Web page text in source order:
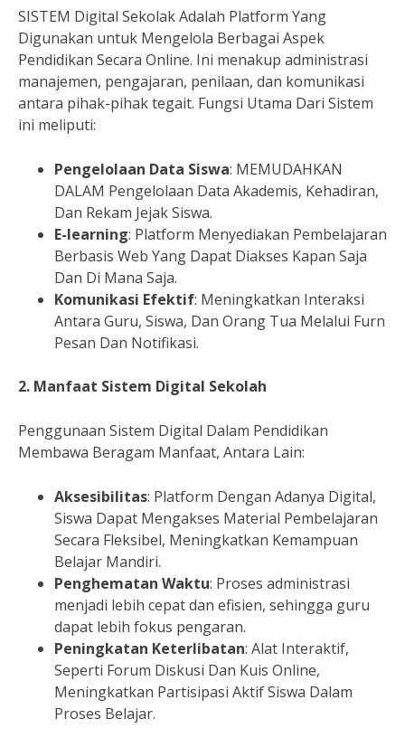
SISTEM Digital Sekolak Adalah Platform Yang
Digunakan untuk Mengelola Berbagai Aspek
Pendidikan Secara Online. Ini menakup administrasi
manajemen, pengajaran, penilaan, dan komunikasi
antara pihak-pihak tegait. Fungsi Utama Dari Sistem
ini meliputi:
Pengelolaan Data Siswa: MEMUDAHKAN
DALAM Pengelolaan Data Akademis, Kehadiran,
Dan Rekam Jejak Siswa.
E-learning: Platform Menyediakan Pembelajaran
Berbasis Web Yang Dapat Diakses Kapan Saja
Dan Di Mana Saja.
Komunikasi Efektif: Meningkatkan Interaksi
Antara Guru, Siswa, Dan Orang Tua Melalui Furn
Pesan Dan Notifikasi.
2. Manfaat Sistem Digital Sekolah
Penggunaan Sistem Digital Dalam Pendidikan
Membawa Beragam Manfaat, Antara Lain:
Aksesibilitas: Platform Dengan Adanya Digital,
Siswa Dapat Mengakses Material Pembelajaran
Secara Fleksibel, Meningkatkan Kemampuan
Belajar Mandiri.
Penghematan Waktu: Proses administrasi
menjadi lebih cepat dan efisien, sehingga guru
dapat lebih fokus pengaran.
Peningkatan Keterlibatan: Alat Interaktif,
Seperti Forum Diskusi Dan Kuis Online,
Meningkatkan Partisipasi Aktif Siswa Dalam
Proses Belajar.